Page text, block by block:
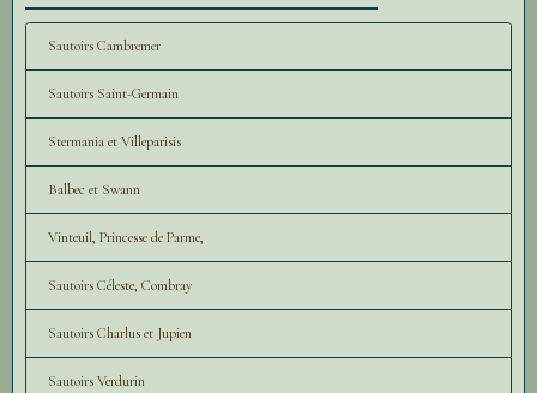
Sautoirs Cambremer
Sautoirs Saint-Germain
Stermania et Villeparisis
Balbec et Swann
Vinteuil, Princesse de Parme,
Sautoirs Céleste, Combray
Sautoirs Charlus et Jupien
Sautoirs Verdurin